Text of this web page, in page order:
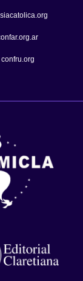
confru.org